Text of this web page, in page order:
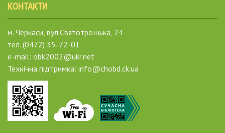
КОНТАКТИ
м. Черкаси, вул.Святотроїцька, 24
тел. (0472) 35-72-01
e-mail: obk2002@ukr.net
Технічна підтримка: info@chobd.ck.ua